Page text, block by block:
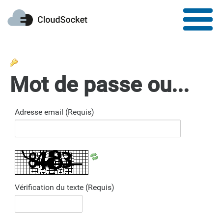
Mot de passe oublié ?
Adresse email (Requis)
Vérification du texte (Requis)